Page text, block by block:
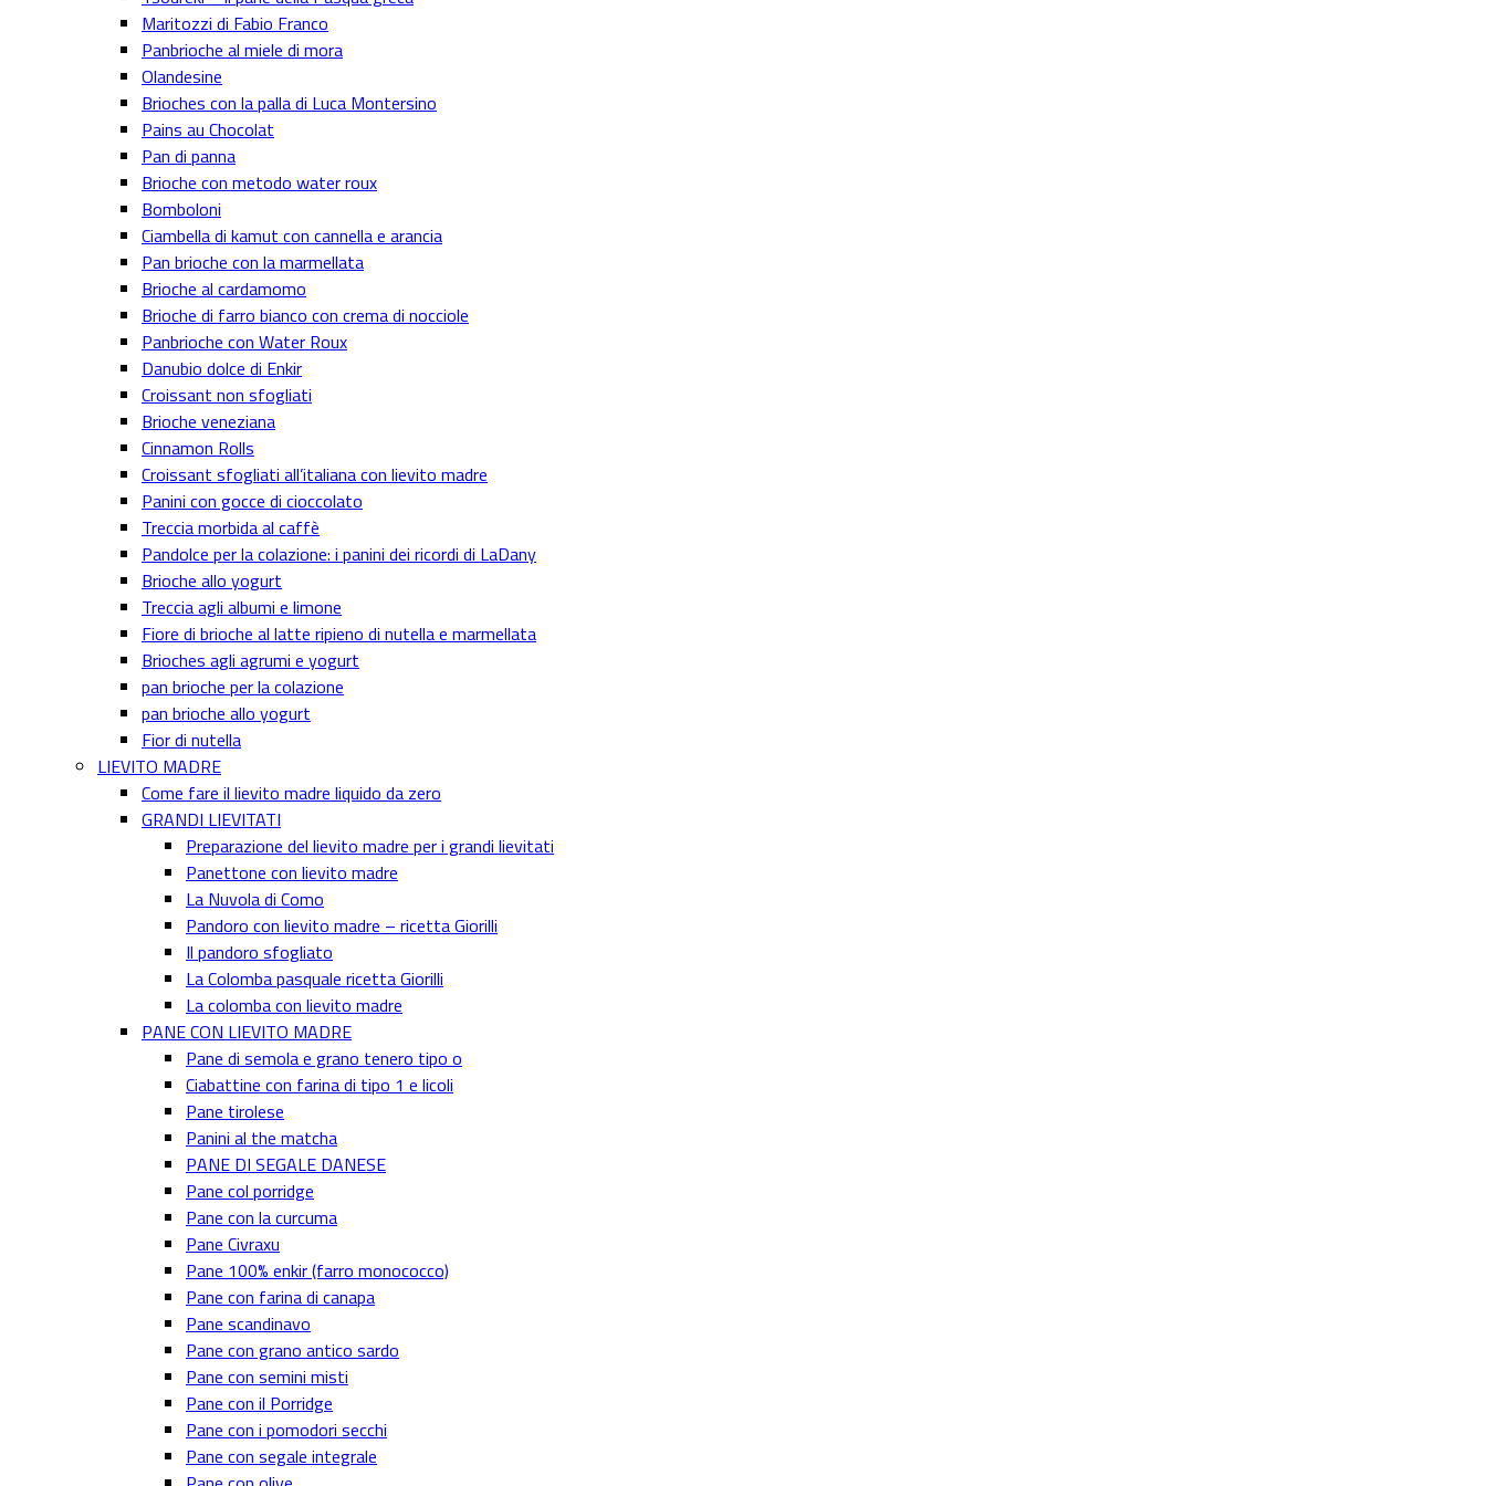
Maritozzi di Fabio Franco
Panbrioche al miele di mora
Olandesine
Brioches con la palla di Luca Montersino
Pains au Chocolat
Pan di panna
Brioche con metodo water roux
Bomboloni
Ciambella di kamut con cannella e arancia
Pan brioche con la marmellata
Brioche al cardamomo
Brioche di farro bianco con crema di nocciole
Panbrioche con Water Roux
Danubio dolce di Enkir
Croissant non sfogliati
Brioche veneziana
Cinnamon Rolls
Croissant sfogliati all’italiana con lievito madre
Panini con gocce di cioccolato
Treccia morbida al caffè
Pandolce per la colazione: i panini dei ricordi di LaDany
Brioche allo yogurt
Treccia agli albumi e limone
Fiore di brioche al latte ripieno di nutella e marmellata
Brioches agli agrumi e yogurt
pan brioche per la colazione
pan brioche allo yogurt
Fior di nutella
LIEVITO MADRE
Come fare il lievito madre liquido da zero
GRANDI LIEVITATI
Preparazione del lievito madre per i grandi lievitati
Panettone con lievito madre
La Nuvola di Como
Pandoro con lievito madre – ricetta Giorilli
Il pandoro sfogliato
La Colomba pasquale ricetta Giorilli
La colomba con lievito madre
PANE CON LIEVITO MADRE
Pane di semola e grano tenero tipo o
Ciabattine con farina di tipo 1 e licoli
Pane tirolese
Panini al the matcha
PANE DI SEGALE DANESE
Pane col porridge
Pane con la curcuma
Pane Civraxu
Pane 100% enkir (farro monococco)
Pane con farina di canapa
Pane scandinavo
Pane con grano antico sardo
Pane con semini misti
Pane con il Porridge
Pane con i pomodori secchi
Pane con segale integrale